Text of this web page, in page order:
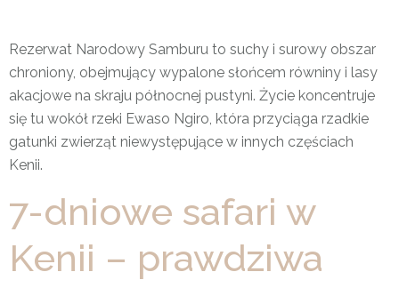
Rezerwat Narodowy Samburu to suchy i surowy obszar
chroniony, obejmujący wypalone słońcem równiny i lasy
akacjowe na skraju północnej pustyni. Życie koncentruje
się tu wokół rzeki Ewaso Ngiro, która przyciąga rzadkie
gatunki zwierząt niewystępujące w innych częściach
Kenii.
7-dniowe safari w
Kenii – prawdziwa